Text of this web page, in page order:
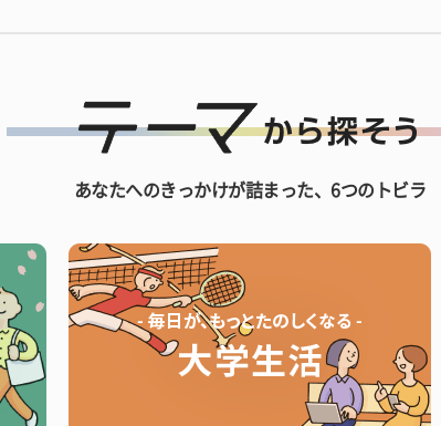
あなたへのきっかけが詰まった、6つのトビラ